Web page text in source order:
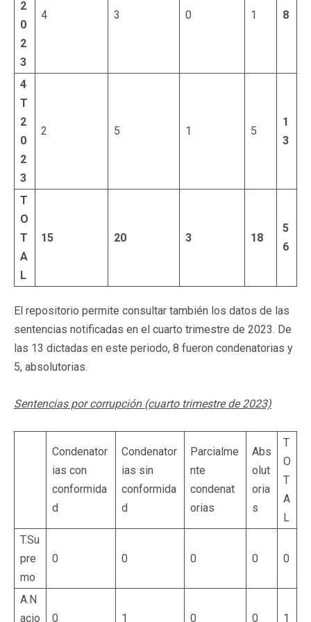
2
0
2
3
4 3 0 1 8
4
T
2
0
2
3
2 5 1 5
1
3
T
O
T
A
L
15 20 3 18
5
6
El repositorio permite consultar también los datos de las
sentencias notificadas en el cuarto trimestre de 2023. De
las 13 dictadas en este periodo, 8 fueron condenatorias y
5, absolutorias.
Sentencias por corrupción (cuarto trimestre de 2023)
Condenator
ias con
conformida
d
Condenator
ias sin
conformida
d
Parcialme
nte
condenat
orias
Abs
olut
oria
s
T
O
T
A
L
T.Su
pre
mo
0 0 0 0 0
A.N
acio
0 1 0 0 1